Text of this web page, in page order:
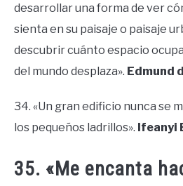
desarrollar una forma de ver
sienta en su paisaje o paisaje
descubrir cuánto espacio
del mundo desplaza». Edmund
34. «Un gran edificio nunca se
los pequeños ladrillos». Ifeanyi
35. «Me encanta